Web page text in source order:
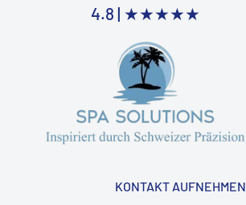
4.8 | ★★★★★
KONTAKT AUFNEHMEN